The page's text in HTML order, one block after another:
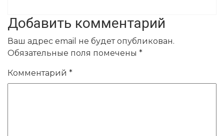
Добавить комментарий
Ваш адрес email не будет опубликован.
Обязательные поля помечены *
Комментарий *